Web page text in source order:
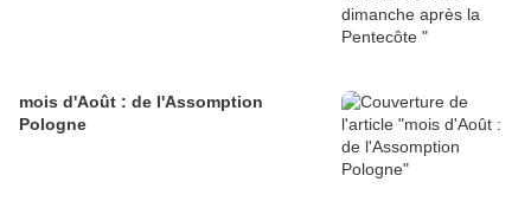
mois d'Août : de l'Assomption
Pologne